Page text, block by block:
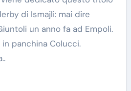
di Ismajli: mai dire
un anno fa ad Empoli.
panchina Colucci.